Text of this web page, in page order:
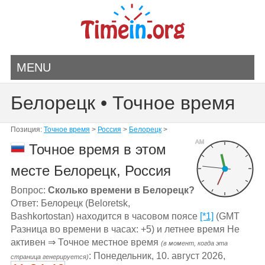
MENU
Белорецк • Точное время
Позиция: Точное время > Россия > Белорецк>
AM
Точное время в этом
месте Белорецк, Россия
Вопрос: Сколько времени в Белорецк?
Ответ: Белорецк (Beloretsk,
Bashkortostan) находится в часовом поясе [*1] (GMT
Разница во времени в часах: +5) и летнее время Не
активен ⇒ Точное местное время (в момент, когда эта
страница генерируется): Понедельник, 10. август 2026,